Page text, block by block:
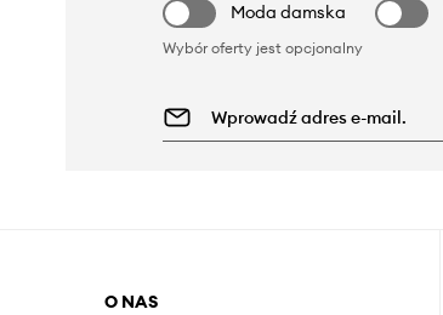
Moda damska
Wybór oferty jest opcjonalny
O NAS